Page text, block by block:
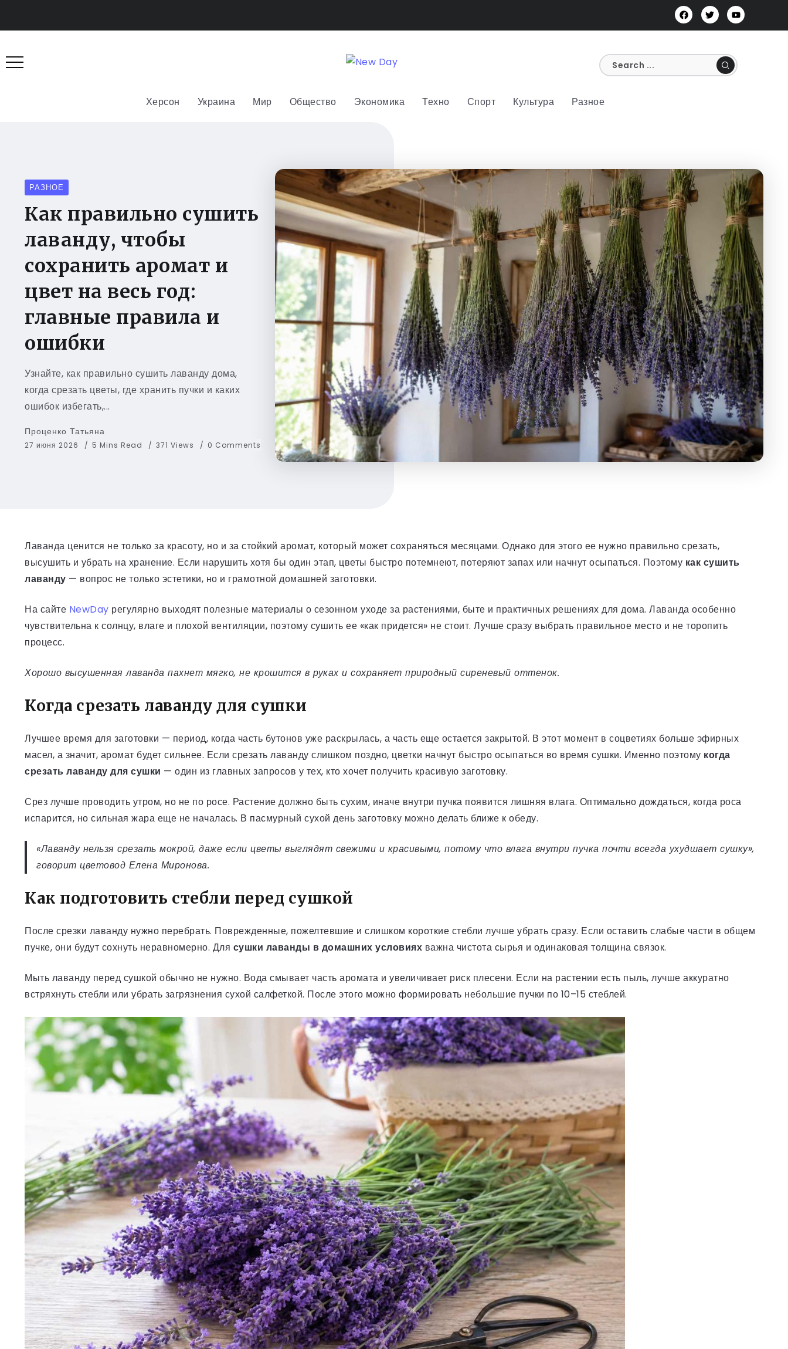
Херсон Украина Мир Общество Экономика Техно Спорт Культура Разное
РАЗНОЕ
Как правильно сушить
лаванду, чтобы
сохранить аромат и
цвет на весь год:
главные правила и
ошибки
Узнайте, как правильно сушить лаванду дома,
когда срезать цветы, где хранить пучки и каких
ошибок избегать,...
Проценко Татьяна
27 июня 2026 5 Mins Read 371 Views 0 Comments
Лаванда ценится не только за красоту, но и за стойкий аромат, который может сохраняться месяцами. Однако для этого ее нужно правильно срезать,
высушить и убрать на хранение. Если нарушить хотя бы один этап, цветы быстро потемнеют, потеряют запах или начнут осыпаться. Поэтому как сушить
лаванду — вопрос не только эстетики, но и грамотной домашней заготовки.
На сайте NewDay регулярно выходят полезные материалы о сезонном уходе за растениями, быте и практичных решениях для дома. Лаванда особенно
чувствительна к солнцу, влаге и плохой вентиляции, поэтому сушить ее «как придется» не стоит. Лучше сразу выбрать правильное место и не торопить
процесс.
Хорошо высушенная лаванда пахнет мягко, не крошится в руках и сохраняет природный сиреневый оттенок.
Когда срезать лаванду для сушки
Лучшее время для заготовки — период, когда часть бутонов уже раскрылась, а часть еще остается закрытой. В этот момент в соцветиях больше эфирных
масел, а значит, аромат будет сильнее. Если срезать лаванду слишком поздно, цветки начнут быстро осыпаться во время сушки. Именно поэтому когда
срезать лаванду для сушки — один из главных запросов у тех, кто хочет получить красивую заготовку.
Срез лучше проводить утром, но не по росе. Растение должно быть сухим, иначе внутри пучка появится лишняя влага. Оптимально дождаться, когда роса
испарится, но сильная жара еще не началась. В пасмурный сухой день заготовку можно делать ближе к обеду.
«Лаванду нельзя срезать мокрой, даже если цветы выглядят свежими и красивыми, потому что влага внутри пучка почти всегда ухудшает сушку»,
говорит цветовод Елена Миронова.
Как подготовить стебли перед сушкой
После срезки лаванду нужно перебрать. Поврежденные, пожелтевшие и слишком короткие стебли лучше убрать сразу. Если оставить слабые части в общем
пучке, они будут сохнуть неравномерно. Для сушки лаванды в домашних условиях важна чистота сырья и одинаковая толщина связок.
Мыть лаванду перед сушкой обычно не нужно. Вода смывает часть аромата и увеличивает риск плесени. Если на растении есть пыль, лучше аккуратно
встряхнуть стебли или убрать загрязнения сухой салфеткой. После этого можно формировать небольшие пучки по 10–15 стеблей.